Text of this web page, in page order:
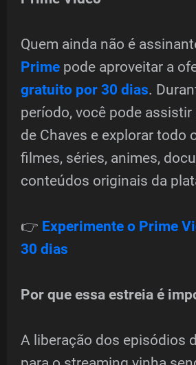
Quem ainda não é
Prime pode aproveitar a
gratuito por 30 dias.
período, você pode
de Chaves e explorar todo
filmes, séries, animes,
conteúdos originais da
👉 Experimente o Prime
30 dias
Por que essa estreia é
A liberação dos episódios